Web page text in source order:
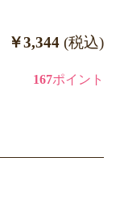
￥3,344 (税込)
167ポイント